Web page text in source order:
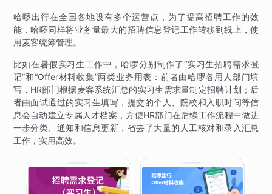
哈啰出行在全国各地设有多个运营点，为了提高招聘工作的效
能，哈啰同样将业务量最大的招聘信息登记工作转移到线上，使
用麦客统筹管理。
比如在暑假实习生工作中，哈啰分别制作了“实习生招聘需求登
记”和“Offer材料收集”两类业务用表：前者由哈啰各用人部门填
写，HR部门根据麦客系统汇总的实习生需求量制定招聘计划；后
者由面试通过的实习生填写，提交的个人、院校和入职时间等信
息会自动建立专属人才档案，方便HR部门在后续工作流程中做进
一步分类、通知和信息更新，省去了大量的人工核对和录入汇总
工作，实用高效。